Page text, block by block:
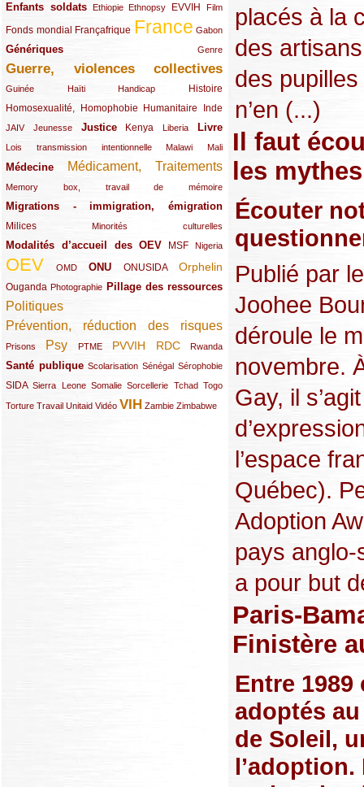
Enfants soldats
(68/289) Ethiopie
(12/289) Ethnopsy
(15/289) EVVIH
(55/289) Film
(22/289)
Fonds mondial
(48/289) Françafrique
(39/289) France
(289/289) Gabon
(12/289)
Génériques
(59/289) Genre
(22/289)
Guerre, violences collectives
(149/289)
Guinée
(12/289) Haïti
(15/289) Handicap
(10/289) Histoire
(49/289)
Homosexualité, Homophobie
(44/289) Humanitaire
(47/289) Inde
(34/289)
JAIV
(10/289)Jeunesse
(21/289) Justice
(65/289) Kenya
(35/289) Liberia
(25/289) Livre
(62/289)
Lois transmission intentionnelle
(24/289) Malawi
(11/289) Mali
(21/289)
Médecine
(62/289) Médicament, Traitements
(142/289)
Memory box, travail de mémoire
(11/289)
Migrations - immigration, émigration
(67/289)
Milices
(34/289) Minorités culturelles
(15/289)
Modalités d’accueil des OEV
(58/289) MSF
(54/289) Nigeria
(27/289)
OEV
(269/289) OMD
(26/289) ONU
(58/289) ONUSIDA
(44/289) Orphelin
(112/289)
Ouganda
(29/289) Photographie
(27/289) Pillage des ressources
(77/289)
Politiques
(120/289)
Prévention, réduction des risques
(131/289)
Prisons
(22/289) Psy
(119/289) PTME
(12/289) PVVIH
(111/289) RDC
(104/289) Rwanda
(23/289)
Santé publique
(59/289) Scolarisation
(9/289) Sénégal
(13/289) Sérophobie
(19/289)
SIDA
(29/289)Sierra Leone
(13/289) Somalie
(12/289) Sorcellerie
(19/289) Tchad
(10/289) Togo
(15/289)
Torture
(17/289)Travail
(21/289) Unitaid
(26/289) Vidéo
(23/289) VIH
(154/289) Zambie
(12/289) Zimbabwe
(21/289)
placés à la
des
des
n’en (...)
Il faut
les
Écouter
Publié par
Joohee
déroule le
novembre.
Gay, il
l’espace
Québec).
Adoption
pays
a pour but
Paris-
Finistère
Entre
adoptés
de Soleil,